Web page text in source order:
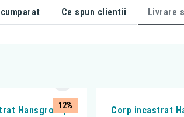
Ce spun clientii Livrare
12%
Hansgrohe,
Corp incastrat